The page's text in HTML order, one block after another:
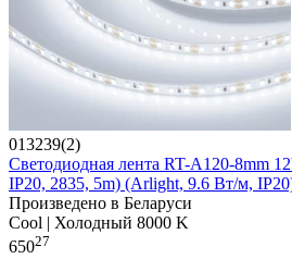
013239(2)
Светодиодная лента RT-A120-8mm
IP20, 2835, 5m) (Arlight, 9.6 Вт/м,
Произведено в Беларуси
Cool | Холодный 8000 K
65027